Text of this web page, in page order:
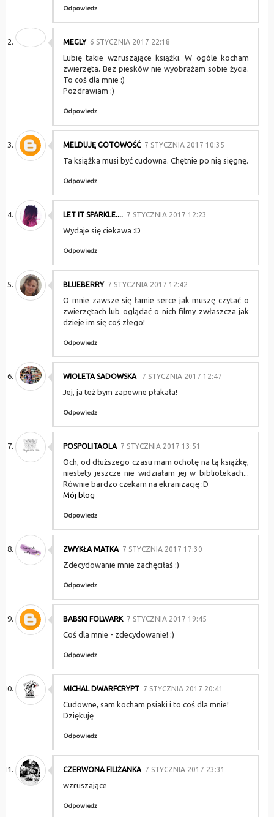
Odpowiedz
MEGLY 6 STYCZNIA 2017 22:18
Lubię takie wzruszające książki. W ogóle kocham
zwierzęta. Bez piesków nie wyobrażam sobie życia.
To coś dla mnie :)
Pozdrawiam :)
Odpowiedz
MELDUJĘ GOTOWOŚĆ 7 STYCZNIA 2017 10:35
Ta książka musi być cudowna. Chętnie po nią sięgnę.
Odpowiedz
LET IT SPARKLE.... 7 STYCZNIA 2017 12:23
Wydaje się ciekawa :D
Odpowiedz
BLUEBERRY 7 STYCZNIA 2017 12:42
O mnie zawsze się łamie serce jak muszę czytać o
zwierzętach lub oglądać o nich filmy zwłaszcza jak
dzieje im się coś złego!
Odpowiedz
WIOLETA SADOWSKA 7 STYCZNIA 2017 12:47
Jej, ja też bym zapewne płakała!
Odpowiedz
POSPOLITAOLA 7 STYCZNIA 2017 13:51
Och, od dłuższego czasu mam ochotę na tą książkę,
niestety jeszcze nie widziałam jej w bibliotekach...
Równie bardzo czekam na ekranizację :D
Mój blog
Odpowiedz
ZWYKŁA MATKA 7 STYCZNIA 2017 17:30
Zdecydowanie mnie zachęciłaś :)
Odpowiedz
BABSKI FOLWARK 7 STYCZNIA 2017 19:45
Coś dla mnie - zdecydowanie! :)
Odpowiedz
MICHAL DWARFCRYPT 7 STYCZNIA 2017 20:41
Cudowne, sam kocham psiaki i to coś dla mnie!
Dziękuję
Odpowiedz
CZERWONA FILIŻANKA 7 STYCZNIA 2017 23:31
wzruszające
Odpowiedz